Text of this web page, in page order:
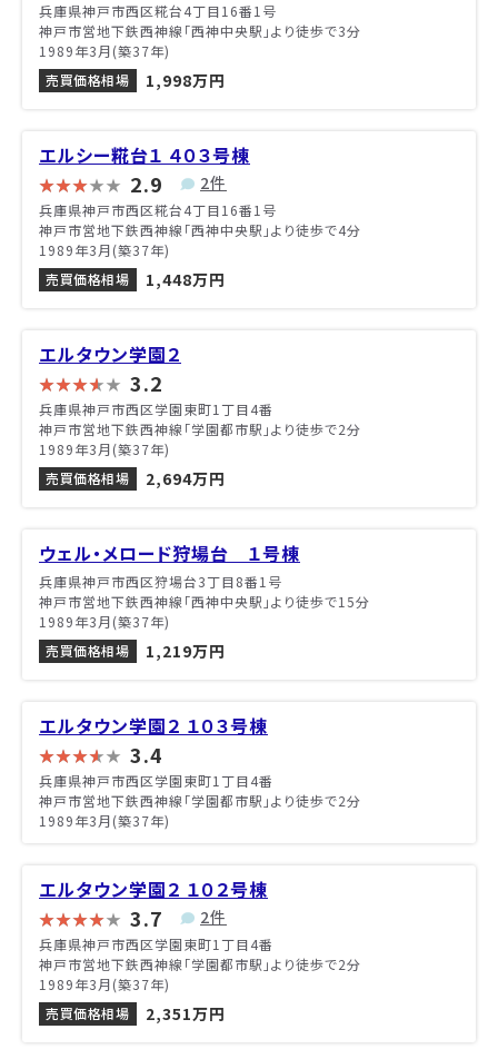
兵庫県神戸市西区糀台4丁目16番1号
神戸市営地下鉄西神線「西神中央駅」より徒歩で3分
1989年3月(築37年)
売買価格相場
1,998万円
エルシー糀台１ ４０３号棟
2.9 2件
兵庫県神戸市西区糀台4丁目16番1号
神戸市営地下鉄西神線「西神中央駅」より徒歩で4分
1989年3月(築37年)
売買価格相場
1,448万円
エルタウン学園２
3.2
兵庫県神戸市西区学園東町1丁目4番
神戸市営地下鉄西神線「学園都市駅」より徒歩で2分
1989年3月(築37年)
売買価格相場
2,694万円
ウェル・メロード狩場台 １号棟
兵庫県神戸市西区狩場台3丁目8番1号
神戸市営地下鉄西神線「西神中央駅」より徒歩で15分
1989年3月(築37年)
売買価格相場
1,219万円
エルタウン学園２ １０３号棟
3.4
兵庫県神戸市西区学園東町1丁目4番
神戸市営地下鉄西神線「学園都市駅」より徒歩で2分
1989年3月(築37年)
エルタウン学園２ １０２号棟
3.7 2件
兵庫県神戸市西区学園東町1丁目4番
神戸市営地下鉄西神線「学園都市駅」より徒歩で2分
1989年3月(築37年)
売買価格相場
2,351万円